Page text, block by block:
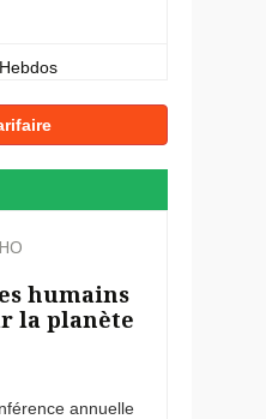
humains
la planète
annuelle